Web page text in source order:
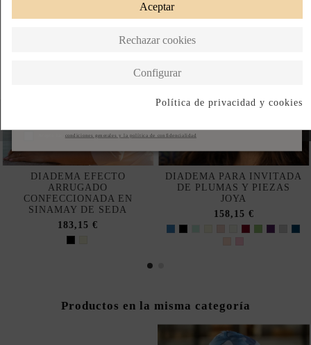
DIADEMA EFECTO
ARRUGADO
CONFECCIONADA EN
SINAMAY DE SEDA
183,15 €
DIADEMA PARA INVITADA
DE PLUMAS Y PIEZAS
JOYA
158,15 €
Productos en la misma categoría
condiciones generales y la política de confidencialidad
Aceptar
Rechazar cookies
Configurar
Política de privacidad y cookies